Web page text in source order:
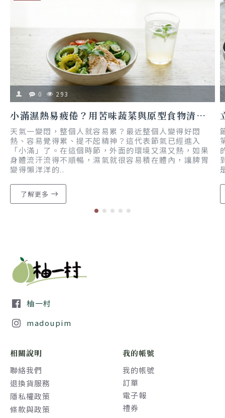
0 293
小滿濕熱易疲倦？用苦味蔬菜與原型食物清熱去濕，搭配柚香風味打造夏日輕食
天氣一變悶，整個人就容易累？最近整個人變得好悶
熱、容易覺得累、提不起精神？這代表節氣已經進入
「小滿」了。在這個時節，外面的環境又濕又熱，如果
身體流汗流得不順暢，濕氣就很容易積在體內，讓脾胃
變得懶洋洋的..
了解更多
柚一村
madoupim
相關說明
聯絡我們
退換貨服務
隱私權政策
條款與政策
我的帳號
我的帳號
訂單
電子報
禮券